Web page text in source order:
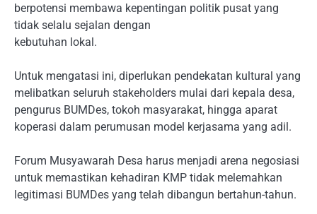
berpotensi membawa kepentingan politik pusat yang
tidak selalu sejalan dengan
kebutuhan lokal.
Untuk mengatasi ini, diperlukan pendekatan kultural yang
melibatkan seluruh stakeholders mulai dari kepala desa,
pengurus BUMDes, tokoh masyarakat, hingga aparat
koperasi dalam perumusan model kerjasama yang adil.
Forum Musyawarah Desa harus menjadi arena negosiasi
untuk memastikan kehadiran KMP tidak melemahkan
legitimasi BUMDes yang telah dibangun bertahun-tahun.